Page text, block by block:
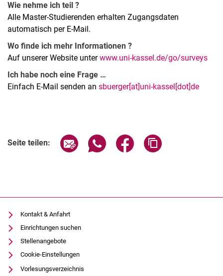
Wie nehme ich teil ?
Alle Master-Studierenden erhalten Zugangsdaten
automatisch per E-Mail.
Wo finde ich mehr Informationen ?
Auf unserer Website unterwww.uni-kassel.de/go/surveys
Ich habe noch eine Frage …
Einfach E-Mail senden an sbuerger[at]uni-kassel[dot]de
Seite teilen: Seite über E-Mail teilen
Seite über WhatsApp teilen
Seite über Facebook
Kontakt & Anfahrt
Einrichtungen suchen
Stellenangebote
Cookie-Einstellungen
Vorlesungsverzeichnis